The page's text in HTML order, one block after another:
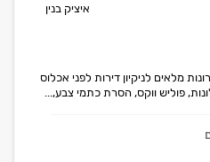
איציק בנין
מלאים לניקיון דירות לפני אכלוס
פוליש ווקס, הסרת כתמי צבע,...